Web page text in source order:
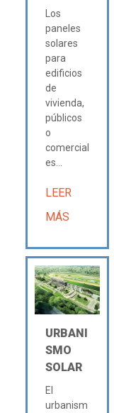
Los
paneles
solares
para
edificios
de
vivienda,
públicos
o
comercial
es...
LEER
MÁS
URBANI
SMO
SOLAR
El
urbanism